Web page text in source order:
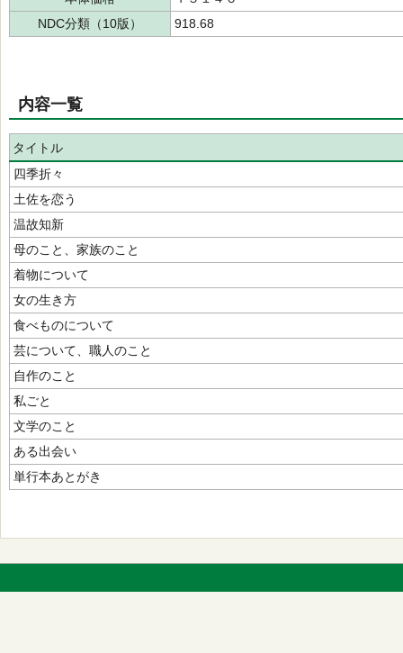
NDC分類（10版）
918.68
内容一覧
タイトル
四季折々
土佐を恋う
温故知新
母のこと、家族のこと
着物について
女の生き方
食べものについて
芸について、職人のこと
自作のこと
私ごと
文学のこと
ある出会い
単行本あとがき